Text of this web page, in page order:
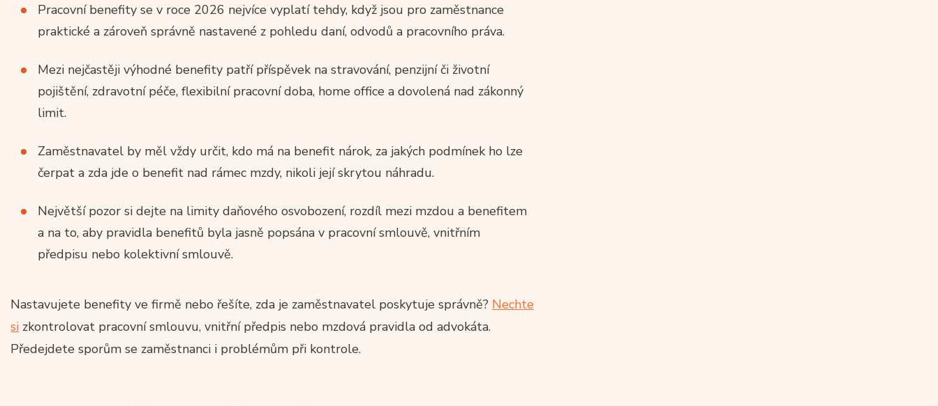
Pracovní benefity se v roce 2026 nejvíce vyplatí tehdy, když jsou pro zaměstnance
praktické a zároveň správně nastavené z pohledu daní, odvodů a pracovního práva.
Mezi nejčastěji výhodné benefity patří příspěvek na stravování, penzijní či životní
pojištění, zdravotní péče, flexibilní pracovní doba, home office a dovolená nad zákonný
limit.
Zaměstnavatel by měl vždy určit, kdo má na benefit nárok, za jakých podmínek ho lze
čerpat a zda jde o benefit nad rámec mzdy, nikoli její skrytou náhradu.
Největší pozor si dejte na limity daňového osvobození, rozdíl mezi mzdou a benefitem
a na to, aby pravidla benefitů byla jasně popsána v pracovní smlouvě, vnitřním
předpisu nebo kolektivní smlouvě.
Nastavujete benefity ve firmě nebo řešíte, zda je zaměstnavatel poskytuje správně? Nechte
si zkontrolovat pracovní smlouvu, vnitřní předpis nebo mzdová pravidla od advokáta.
Předejdete sporům se zaměstnanci i problémům při kontrole.